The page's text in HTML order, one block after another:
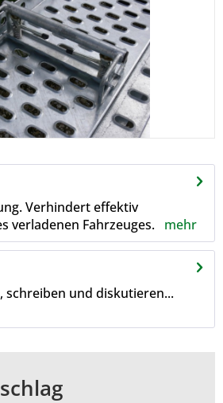
Verhindert effektiv
verladenen Fahrzeuges. mehr
schreiben und diskutieren...